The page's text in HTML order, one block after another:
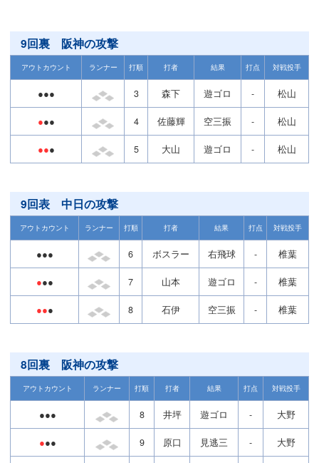
9回裏 阪神の攻撃
アウトカウント ランナー 打順 打者 結果 打点 対戦投手
●●● 3 森下 遊ゴロ - 松山
●●● 4 佐藤輝 空三振 - 松山
●●● 5 大山 遊ゴロ - 松山
9回表 中日の攻撃
アウトカウント ランナー 打順 打者 結果 打点 対戦投手
●●● 6 ボスラー 右飛球 - 椎葉
●●● 7 山本 遊ゴロ - 椎葉
●●● 8 石伊 空三振 - 椎葉
8回裏 阪神の攻撃
アウトカウント ランナー 打順 打者 結果 打点 対戦投手
●●● 8 井坪 遊ゴロ - 大野
●●● 9 原口 見逃三 - 大野